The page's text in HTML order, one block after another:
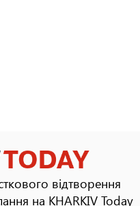
відтворення
на KHARKIV Today